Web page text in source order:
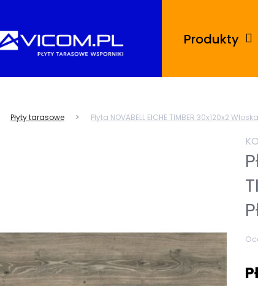
Produkty
Posadzki
Płyty
Płytki
Wsporniki
Panele
Płyty tarasowe Płyta NOVABELL EICHE TIMBER 30x120x2